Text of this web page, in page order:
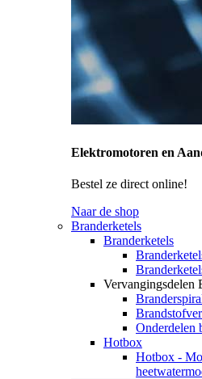
Elektromotoren en
Bestel ze direct online!
Naar de shop
Branderketels
Branderketels
Vervangingsdelen
Onderdelen
Hotbox
Hotbox -